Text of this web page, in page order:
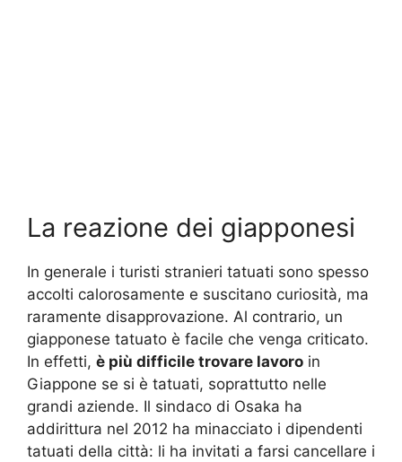
La reazione dei giapponesi
In generale i turisti stranieri tatuati sono spesso
accolti calorosamente e suscitano curiosità, ma
raramente disapprovazione. Al contrario, un
giapponese tatuato è facile che venga criticato.
In effetti, è più difficile trovare lavoro in
Giappone se si è tatuati, soprattutto nelle
grandi aziende. Il sindaco di Osaka ha
addirittura nel 2012 ha minacciato i dipendenti
tatuati della città: li ha invitati a farsi cancellare i